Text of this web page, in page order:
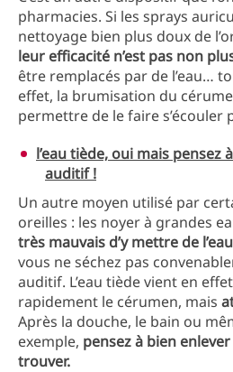
pharmacies. Si les sprays
nettoyage bien plus doux de
leur efficacité n’est pas non
être remplacés par de l’eau…
effet, la brumisation du
permettre de le faire s’écouler
l’eau tiède, oui mais
auditif !
Un autre moyen utilisé par
oreilles : les noyer à grandes
très mauvais d’y mettre de l’eau
vous ne séchez pas
auditif. L’eau tiède vient en
rapidement le cérumen, mais
Après la douche, le bain ou
exemple, pensez à bien
trouver.